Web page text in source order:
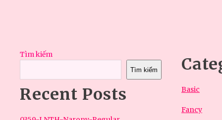
Tìm kiếm
Tìm kiếm
Recent Posts Basic
Fancy